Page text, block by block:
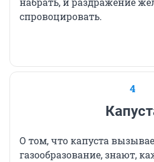
спровоцировать.
4
О том, что капуста
газообразование, знают,